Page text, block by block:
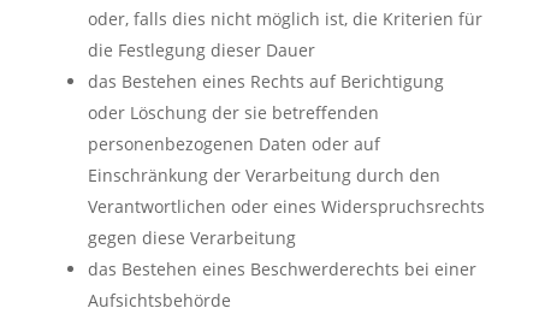
oder, falls dies nicht möglich ist, die Kriterien für
die Festlegung dieser Dauer
das Bestehen eines Rechts auf Berichtigung
oder Löschung der sie betreffenden
personenbezogenen Daten oder auf
Einschränkung der Verarbeitung durch den
Verantwortlichen oder eines Widerspruchsrechts
gegen diese Verarbeitung
das Bestehen eines Beschwerderechts bei einer
Aufsichtsbehörde